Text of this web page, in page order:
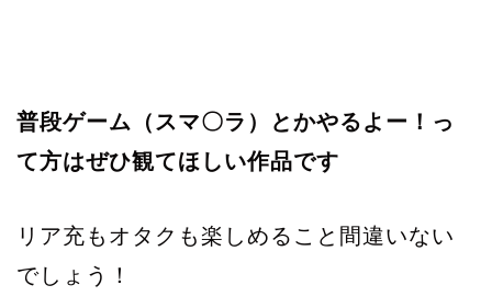
普段ゲーム（スマ〇ラ）とかやるよー！っ
て方はぜひ観てほしい作品です
リア充もオタクも楽しめること間違いない
でしょう！